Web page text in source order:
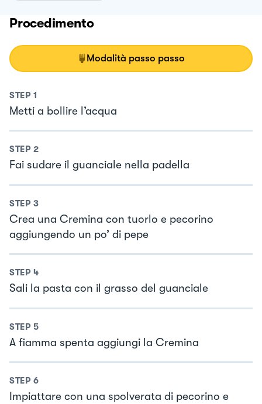
Procedimento
Modalità passo passo
STEP 1
Metti a bollire l’acqua
STEP 2
Fai sudare il guanciale nella padella
STEP 3
Crea una Cremina con tuorlo e pecorino
aggiungendo un po’ di pepe
STEP 4
Sali la pasta con il grasso del guanciale
STEP 5
A fiamma spenta aggiungi la Cremina
STEP 6
Impiattare con una spolverata di pecorino e